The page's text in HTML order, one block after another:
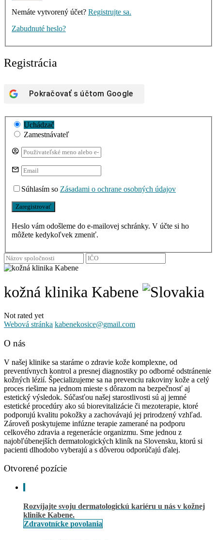
Nemáte vytvorený účet? Registrujte sa.
Zabudnuté heslo?
Registrácia
Pokračovať s účtom Google
Uchádzač
Zamestnávateľ
Súhlasím so Zásadami o ochrane osobných údajov
Heslo vám odošleme do e-mailovej schránky. V účte si ho
môžete kedykoľvek zmeniť.
kožná klinika Kabene
Not rated yet
Webová stránka kabenekosice@gmail.com
O nás
V našej klinike sa staráme o zdravie kože komplexne, od
preventívnych kontrol a presnej diagnostiky po odborné odstránenie
kožných lézií. Špecializujeme sa na prevenciu rakoviny kože a celý
proces riešime na jednom mieste s dôrazom na bezpečnosť aj
estetický výsledok. Súčasťou našej starostlivosti sú aj jemné
estetické procedúry ako sú biorevitalizácie či mezoterapie, ktoré
podporujú kvalitu pokožky a zachovávajú jej prirodzený vzhľad.
Zároveň poskytujeme infúzne terapie zamerané na podporu
celkového zdravia a regenerácie organizmu. Sme jednou z
najobľúbenejších dermatologických kliník na Slovensku, ktorú si
pacienti dlhodobo vyberajú a s dôverou odporúčajú ďalej.
Otvorené pozície
Rozvíjajte svoju dermatologickú kariéru u nás v kožnej
klinike Kabene.
Zdravotnícke povolania